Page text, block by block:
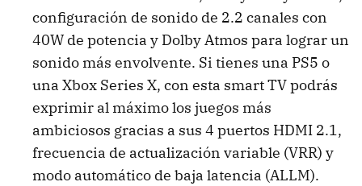
configuración de sonido de 2.2 canales con
40W de potencia y Dolby Atmos para lograr un
sonido más envolvente. Si tienes una PS5 o
una Xbox Series X, con esta smart TV podrás
exprimir al máximo los juegos más
ambiciosos gracias a sus 4 puertos HDMI 2.1,
frecuencia de actualización variable (VRR) y
modo automático de baja latencia (ALLM).